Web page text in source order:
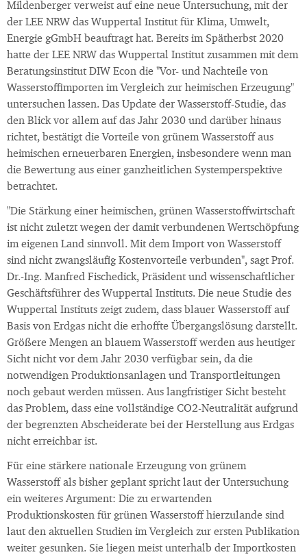
Mildenberger verweist auf eine neue Untersuchung, mit der
der LEE NRW das Wuppertal Institut für Klima, Umwelt,
Energie gGmbH beauftragt hat. Bereits im Spätherbst 2020
hatte der LEE NRW das Wuppertal Institut zusammen mit dem
Beratungsinstitut DIW Econ die "Vor- und Nachteile von
Wasserstoffimporten im Vergleich zur heimischen Erzeugung"
untersuchen lassen. Das Update der Wasserstoff-Studie, das
den Blick vor allem auf das Jahr 2030 und darüber hinaus
richtet, bestätigt die Vorteile von grünem Wasserstoff aus
heimischen erneuerbaren Energien, insbesondere wenn man
die Bewertung aus einer ganzheitlichen Systemperspektive
betrachtet.
"Die Stärkung einer heimischen, grünen Wasserstoffwirtschaft
ist nicht zuletzt wegen der damit verbundenen Wertschöpfung
im eigenen Land sinnvoll. Mit dem Import von Wasserstoff
sind nicht zwangsläufig Kostenvorteile verbunden", sagt Prof.
Dr.-Ing. Manfred Fischedick, Präsident und wissenschaftlicher
Geschäftsführer des Wuppertal Instituts. Die neue Studie des
Wuppertal Instituts zeigt zudem, dass blauer Wasserstoff auf
Basis von Erdgas nicht die erhoffte Übergangslösung darstellt.
Größere Mengen an blauem Wasserstoff werden aus heutiger
Sicht nicht vor dem Jahr 2030 verfügbar sein, da die
notwendigen Produktionsanlagen und Transportleitungen
noch gebaut werden müssen. Aus langfristiger Sicht besteht
das Problem, dass eine vollständige CO2-Neutralität aufgrund
der begrenzten Abscheiderate bei der Herstellung aus Erdgas
nicht erreichbar ist.
Für eine stärkere nationale Erzeugung von grünem
Wasserstoff als bisher geplant spricht laut der Untersuchung
ein weiteres Argument: Die zu erwartenden
Produktionskosten für grünen Wasserstoff hierzulande sind
laut den aktuellen Studien im Vergleich zur ersten Publikation
weiter gesunken. Sie liegen meist unterhalb der Importkosten